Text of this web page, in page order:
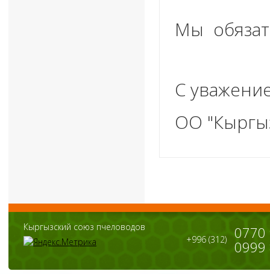
Мы
С
ОО
Кыргызский союз пчеловодов
+996 (312)